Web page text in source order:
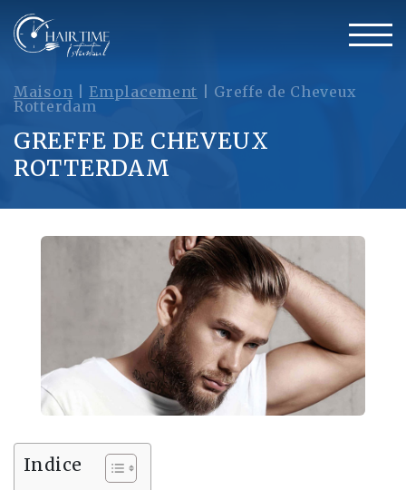
Maison Emplacement
Greffe de Cheveux
Rotterdam
GREFFE DE CHEVEUX
ROTTERDAM
Indice